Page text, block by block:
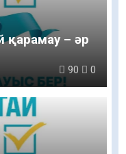
қарамау – әр
90 0